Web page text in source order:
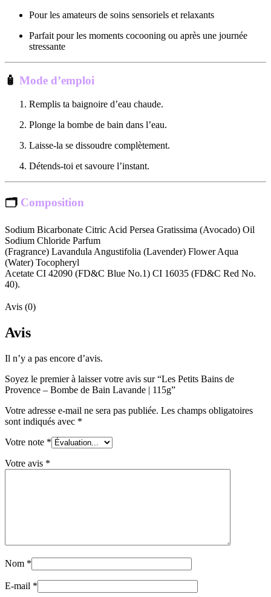
Pour les amateurs de soins sensoriels et relaxants
Parfait pour les moments cocooning ou après une journée
stressante
🧴 Mode d’emploi
Remplis ta baignoire d’eau chaude.
Plonge la bombe de bain dans l’eau.
Laisse-la se dissoudre complètement.
Détends-toi et savoure l’instant.
🗂 Composition
Sodium Bicarbonate Citric Acid Persea Gratissima (Avocado) Oil
Sodium Chloride Parfum
(Fragrance) Lavandula Angustifolia (Lavender) Flower Aqua
(Water) Tocopheryl
Acetate CI 42090 (FD&C Blue No.1) CI 16035 (FD&C Red No.
40).
Avis (0)
Avis
Il n’y a pas encore d’avis.
Soyez le premier à laisser votre avis sur “Les Petits Bains de
Provence – Bombe de Bain Lavande | 115g”
Votre adresse e-mail ne sera pas publiée. Les champs obligatoires
sont indiqués avec *
Votre note *
Votre avis *
Nom *
E-mail *